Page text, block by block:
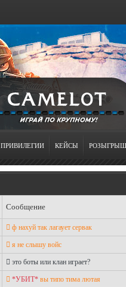
ПРИВИЛЕГИИ КЕЙСЫ РОЗЫГРЫШ
Сообщение
ф нахуй так лагаует сервак
я не слышу войс
это боты или клан играет?
*УБИТ* вы типо тима лютая